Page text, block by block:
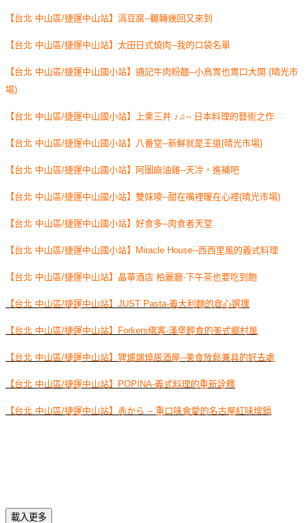
【台北 中山區/捷運中山站】涓豆腐--輾轉幾回又來到
【台北 中山區/捷運中山站】太田日式燒肉--我的口袋名單
【台北 中山區/捷運中山國小站】通記牛肉粉麵--小鳥胃也胃口大開 (晴光市
場)
【台北 中山區/捷運中山國小站】上乘三井 ♪♫-- 日本料理的藝術之作
【台北 中山區/捷運中山國小站】八番堂--新鮮就是王道(晴光市場)
【台北 中山區/捷運中山國小站】阿圖麻油雞--天冷，進補吧
【台北 中山區/捷運中山國小站】雙妹嘜--甜在嘴裡暖在心裡(晴光市場)
【台北 中山區/捷運中山國小站】好食多--肉食者天堂
【台北 中山區/捷運中山國小站】Miracle House--西西里風的義式料理
【台北 中山區/捷運中山站】晶華酒店 柏麗廳-下午茶也要吃到飽
【台北 中山區/捷運中山站】JUST Pasta-義大利麵的貪心選擇
【台北 中山區/捷運中山站】Forkers佛客-漢堡輕食的美式鄉村風
【台北 中山區/捷運中山站】狸爐端燒居酒屋--美食放鬆兼具的好去處
【台北 中山區/捷運中山站】POPINA-義式料理的重新詮釋
【台北 中山區/捷運中山站】赤から -- 重口味會愛的名古屋紅味增鍋
載入更多